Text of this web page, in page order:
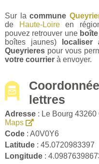
Sur lacommune
de
Haute-Loireen
pouvez retrouver une
boîtes jaunes)
Queyrieres pour vous
votre courrier à envoyer.
lettres
Adresse : Le Bourg 43260
Maps
Code : A0V0Y6
Latitude : 45.0720983397
Longitude :